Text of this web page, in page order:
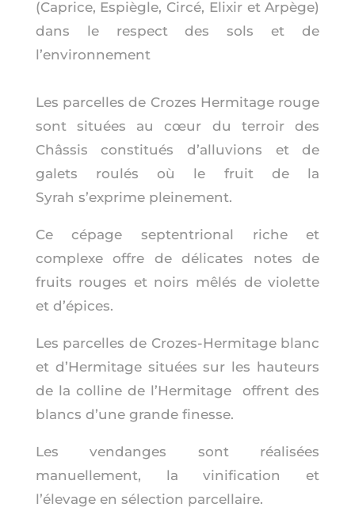
(Caprice, Espiègle, Circé, Elixir et Arpège)
dans le respect des sols et de
l’environnement
Les parcelles de Crozes Hermitage rouge
sont situées au cœur du terroir des
Châssis constitués d’alluvions et de
galets roulés où le fruit de la
Syrah s’exprime pleinement.
Ce cépage septentrional riche et
complexe offre de délicates notes de
fruits rouges et noirs mêlés de violette
et d’épices.
Les parcelles de Crozes-Hermitage blanc
et d’Hermitage situées sur les hauteurs
de la colline de l’Hermitage offrent des
blancs d’une grande finesse.
Les vendanges sont réalisées
manuellement, la vinification et
l’élevage en sélection parcellaire.